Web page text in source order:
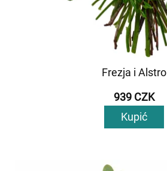
Frezja i Alstro
939 CZK
Kupić